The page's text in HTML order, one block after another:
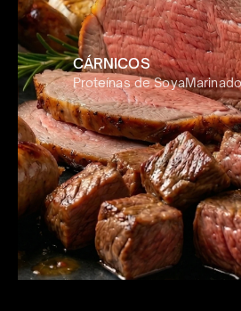
CÁRNICOS
Proteínas de Soya